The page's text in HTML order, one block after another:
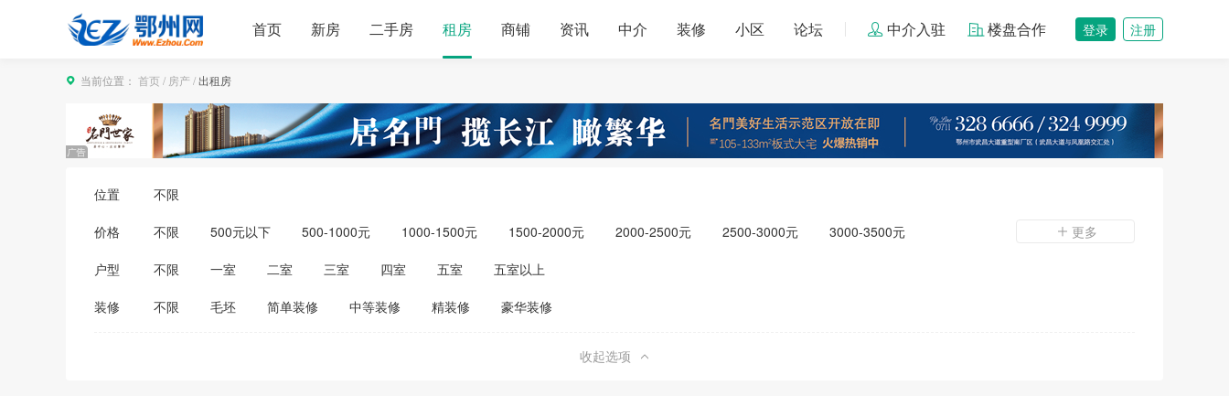
首页 新房 二手房 租房 商铺 资讯 中介 装修 小区 论坛 中介入驻 楼盘合作 登录 注册
当前位置： 首页 / 房产/出租房
位置 不限
价格 不限 500元以下 500-1000元 1000-1500元 1500-2000元 2000-2500元 2500-3000元
3000-3500元
3500-4000元
4000-5000元 5000元以上
更多
户型 不限 一室 二室 三室 四室 五室 五室以上
装修 不限 毛坯 简单装修 中等装修 精装修 豪华装修
收起选项